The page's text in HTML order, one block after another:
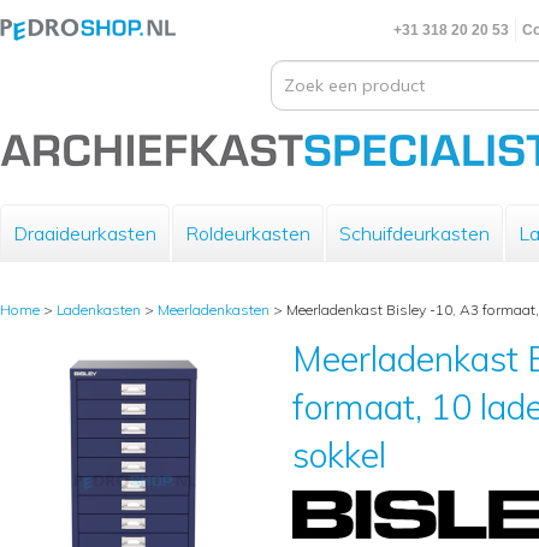
+31 318 20 20 53
Draaideurkasten Roldeurkasten Schuifdeurkasten
Home > Ladenkasten > Meerladenkasten > Meerladenkast Bisley -10, A3
Meerladenkast
formaat, 10
sokkel